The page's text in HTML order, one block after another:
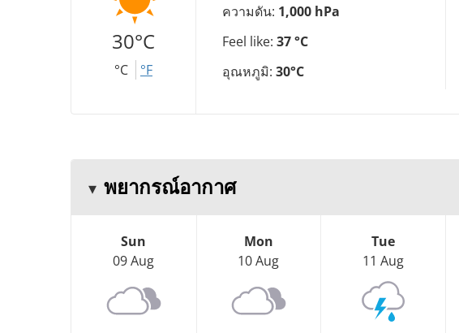
30°C
°C °F
ความดัน: 1,000 hPa
Feel like: 37 °C
อุณหภูมิ: 30°C
พยากรณ์อากาศ
Sun
09 Aug
Mon
10 Aug
Tue
11 Aug